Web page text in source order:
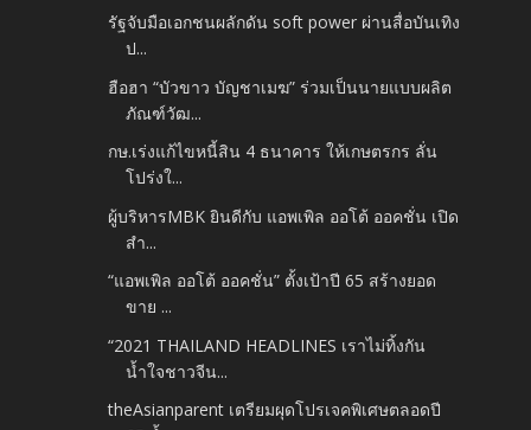
รัฐจับมือเอกชนผลักดัน soft power ผ่านสื่อบันเทิง
ป...
ฮือฮา “บัวขาว บัญชาเมฆ” ร่วมเป็นนายแบบผลิต
ภัณฑ์วัฒ...
กษ.เร่งแก้ไขหนี้สิน 4 ธนาคาร ให้เกษตรกร ลั่น
โปร่งใ...
ผู้บริหารMBK ยินดีกับ แอพเพิล ออโต้ ออคชั่น เปิด
สำ...
“แอพเพิล ออโต้ ออคชั่น” ตั้งเป้าปี 65 สร้างยอด
ขาย ...
“2021 THAILAND HEADLINES เราไม่ทิ้งกัน
น้ำใจชาวจีน...
theAsianparent เตรียมผุดโปรเจคพิเศษตลอดปี